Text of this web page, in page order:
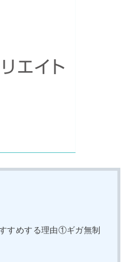
すめする理由①ギガ無制